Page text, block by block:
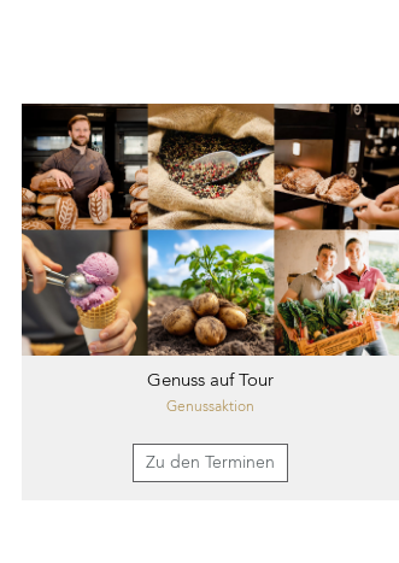
Genuss auf Tour
Genussaktion
Zu den Terminen